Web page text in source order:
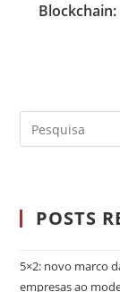
POSTS
5×2: novo marco
empresas ao